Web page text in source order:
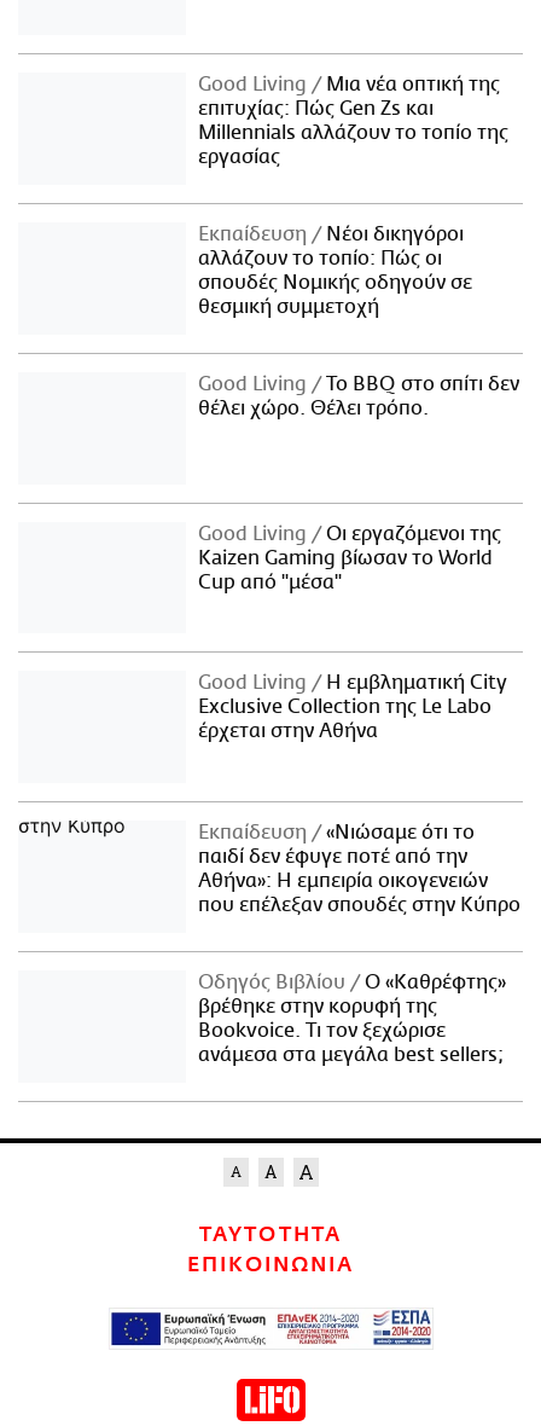
Good Living
Μια νέα οπτική της
επιτυχίας: Πώς Gen Zs και
Millennials αλλάζουν το τοπίο της
εργασίας
Εκπαίδευση
Νέοι δικηγόροι
αλλάζουν το τοπίο: Πώς οι
σπουδές Νομικής οδηγούν σε
θεσμική συμμετοχή
Good Living
Το BBQ στο σπίτι δεν
θέλει χώρο. Θέλει τρόπο.
Good Living
Οι εργαζόμενοι της
Kaizen Gaming βίωσαν το World
Cup από "μέσα"
Good Living
Η εμβληματική City
Exclusive Collection της Le Labo
έρχεται στην Αθήνα
Εκπαίδευση
«Νιώσαμε ότι το
παιδί δεν έφυγε ποτέ από την
Αθήνα»: Η εμπειρία οικογενειών
που επέλεξαν σπουδές στην Κύπρο
Οδηγός Βιβλίου
Ο «Καθρέφτης»
βρέθηκε στην κορυφή της
Bookvoice. Τι τον ξεχώρισε
ανάμεσα στα μεγάλα best sellers;
ΤΑΥΤΟΤΗΤΑ
ΕΠΙΚΟΙΝΩΝΙΑ